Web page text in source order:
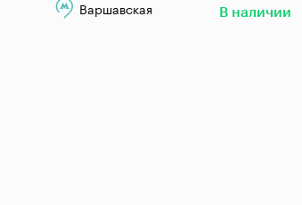
Варшавская В наличии